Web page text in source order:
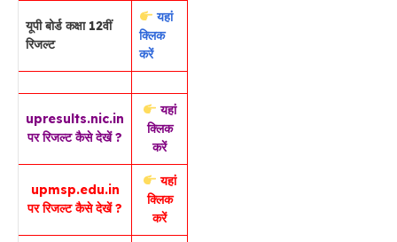
यूपी बोर्ड कक्षा 12वीं
रिजल्ट
यहां
क्लिक
करें
upresults.nic.in
पर रिजल्ट कैसे देखें ?
यहां
क्लिक
करें
upmsp.edu.in
पर रिजल्ट कैसे देखें ?
यहां
क्लिक
करें